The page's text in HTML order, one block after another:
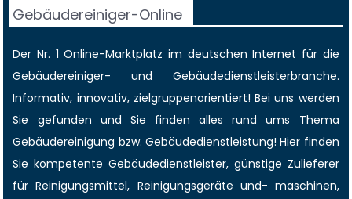
Gebäudereiniger-Online
Der Nr. 1 Online-Marktplatz im deutschen Internet für die
Gebäudereiniger- und Gebäudedienstleisterbranche.
Informativ, innovativ, zielgruppenorientiert! Bei uns werden
Sie gefunden und Sie finden alles rund ums Thema
Gebäudereinigung bzw. Gebäudedienstleistung! Hier finden
Sie kompetente Gebäudedienstleister, günstige Zulieferer
für Reinigungsmittel, Reinigungsgeräte und- maschinen,